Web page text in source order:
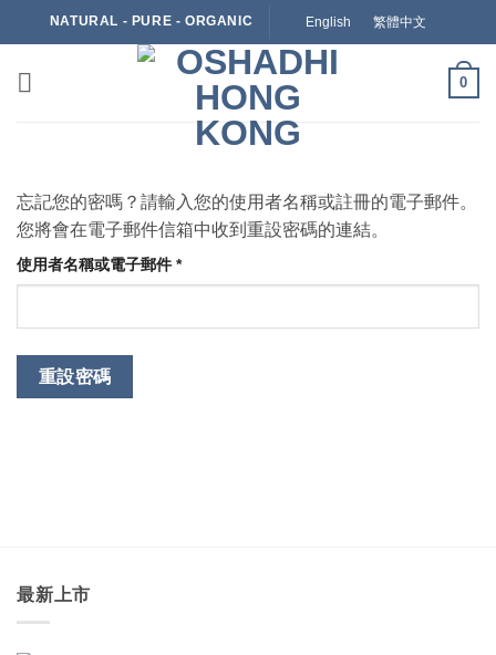
to
NATURAL - PURE - ORGANIC English 繁體中文
0
忘記您的密嗎？請輸入您的使用者名稱或註冊的電子郵件。
您將會在電子郵件信箱中收到重設密碼的連結。
使用者名稱或電子郵件*必
填
重設密碼
最新上市